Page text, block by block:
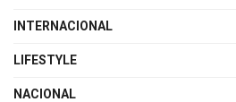
INTERNACIONAL
LIFESTYLE
NACIONAL